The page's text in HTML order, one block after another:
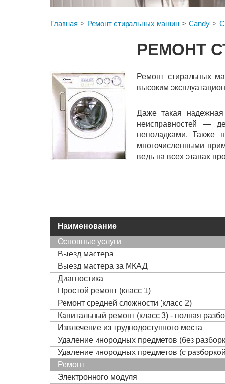
Главная Ремонт стиральных машин Candy
РЕМОНТ
Ремонт стиральных
высоким
Даже такая
неисправностей —
неполадками. Также
многочисленными
ведь на всех этапах
Наименование
Основные услуги
Выезд мастера
Выезд мастера за МКАД
Диагностика
Простой ремонт (класс 1)
Ремонт средней сложности (класс 2)
Капитальный ремонт (класс 3) - полная
Извлечение из труднодоступного места
Удаление инородных предметов (без
Удаление инородных предметов (с
Ремонт
Электронного модуля